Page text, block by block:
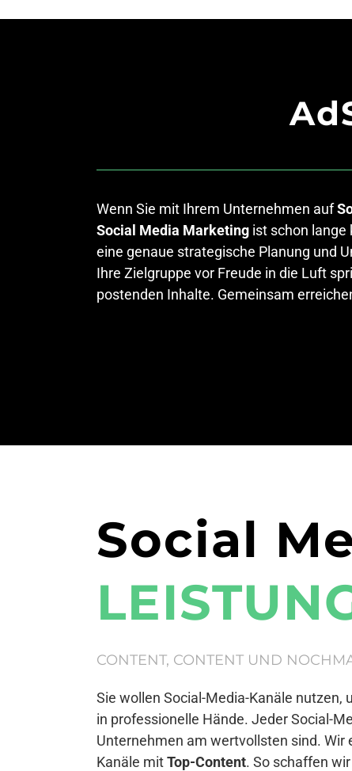
Wenn Sie mit Ihrem Unternehmen auf
Social Media Marketing ist schon
eine genaue strategische Planung und
Ihre Zielgruppe vor Freude in die Luft
postenden Inhalte. Gemeinsam
Social
CONTENT, CONTENT UND
Sie wollen Social-Media-Kanäle
in professionelle Hände. Jeder Social-
Unternehmen am wertvollsten sind.
Kanäle mitTop-Content. So schaffen